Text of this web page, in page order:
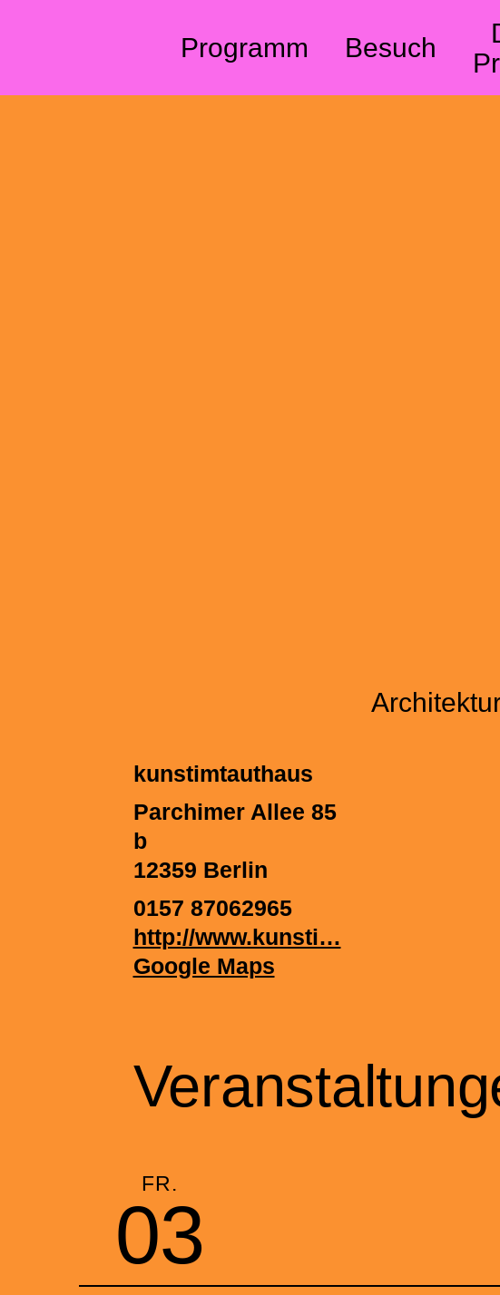
Programm
Besuch
kunstimtauthaus
Parchimer Allee 85
b
12359 Berlin
0157 87062965
http://www.kunsti…
Google Maps
FR.
03